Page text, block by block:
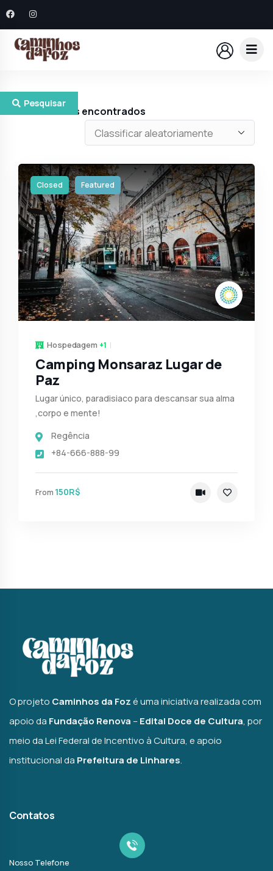
Pesquisar
1 Resultados encontrados
Closed Featured
Hospedagem +1
Camping Monsaraz Lugar de
Paz
Lugar único, paradisiaco para descansar sua alma
,corpo e mente!
Regência
+84-666-888-99
From 150R$
O projeto Caminhos da Fozé uma iniciativa realizada com
apoio da Fundação Renova –Edital Doce de Cultura, por
meio da Lei Federal de Incentivo à Cultura, e apoio
institucional da Prefeitura de Linhares.
Contatos
Nosso Telefone